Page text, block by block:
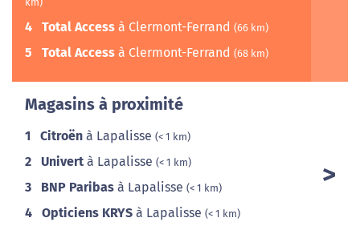
4 Total Access à Clermont-Ferrand (66 km)
5 Total Access à Clermont-Ferrand (68 km)
Magasins à proximité
1 Citroën à Lapalisse (< 1 km)
2 Univert à Lapalisse (< 1 km)
3 BNP Paribas à Lapalisse (< 1 km)
4 Opticiens KRYS à Lapalisse (< 1 km)